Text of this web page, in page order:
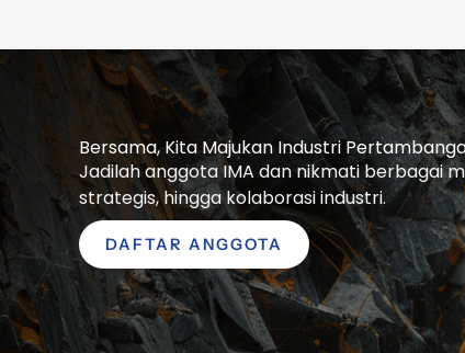
Bersama, Kita Majukan Industri
Jadilah anggota IMA dan nikmati berbagai
strategis, hingga kolaborasi industri.
DAFTAR ANGGOTA